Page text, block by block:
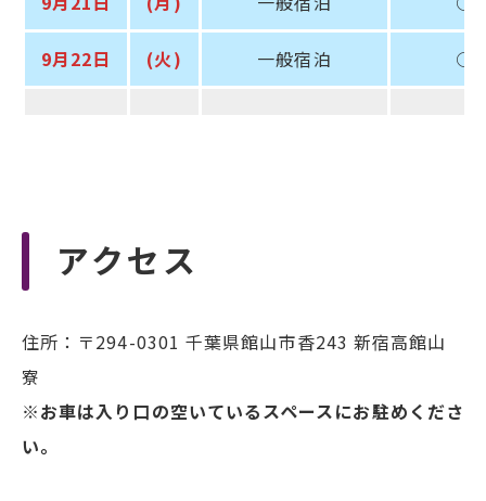
9月22日 (火) 一般宿泊 ○
アクセス
住所：〒294-0301 千葉県館山市香243 新宿高館山
寮
※お車は入り口の空いているスペースにお駐めくださ
い。